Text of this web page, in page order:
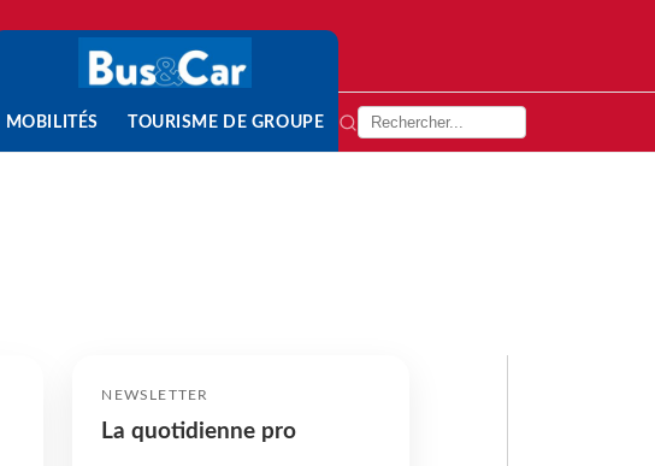
MOBILITÉS TOURISME DE GROUPE
NEWSLETTER
La quotidienne pro